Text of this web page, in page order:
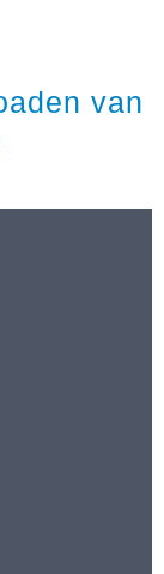
van